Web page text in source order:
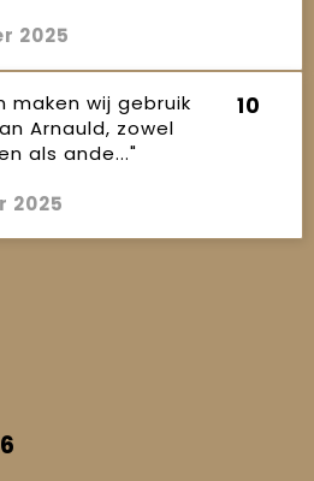
2025
maken wij gebruik
Arnauld, zowel
als ande..."
10
2025